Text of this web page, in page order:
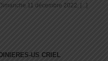
11 décembre 2022, [...]
US CRIEL